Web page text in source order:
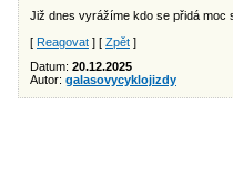
Již dnes vyrážíme kdo se přidá moc
[ Reagovat ] [ Zpět ]
Datum: 20.12.2025
Autor: galasovycyklojizdy